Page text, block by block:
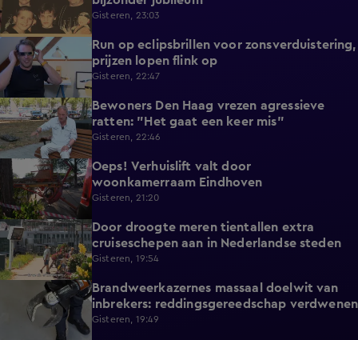
Gisteren, 23:03
2:06
Run op eclipsbrillen voor zonsverduistering,
prijzen lopen flink op
Gisteren, 22:47
1:54
Bewoners Den Haag vrezen agressieve
ratten: "Het gaat een keer mis"
Gisteren, 22:46
0:58
Oeps! Verhuislift valt door
woonkamerraam Eindhoven
Gisteren, 21:20
2:11
Door droogte meren tientallen extra
cruiseschepen aan in Nederlandse steden
Gisteren, 19:54
Brandweerkazernes massaal doelwit van
inbrekers: reddingsgereedschap verdwenen
Gisteren, 19:49